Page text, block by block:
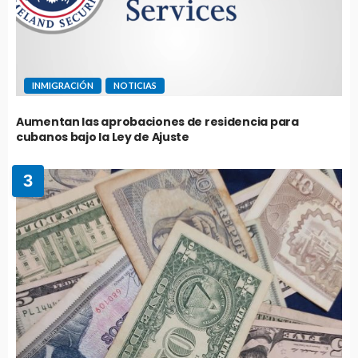
INMIGRACIÓN NOTICIAS
Aumentan las aprobaciones de residencia para
cubanos bajo la Ley de Ajuste
3